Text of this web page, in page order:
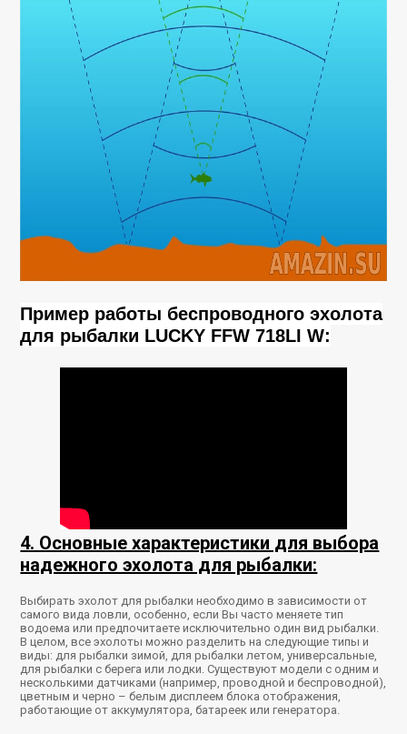
Пример работы беспроводного эхолота
для рыбалки LUCKY FFW 718LI W:
4. Основные характеристики для выбора
надежного эхолота для рыбалки:
Выбирать эхолот для рыбалки необходимо в зависимости от
самого вида ловли, особенно, если Вы часто меняете тип
водоема или предпочитаете исключительно один вид рыбалки.
В целом, все эхолоты можно разделить на следующие типы и
виды: для рыбалки зимой, для рыбалки летом, универсальные,
для рыбалки с берега или лодки. Существуют модели с одним и
несколькими датчиками (например, проводной и беспроводной),
цветным и черно – белым дисплеем блока отображения,
работающие от аккумулятора, батареек или генератора.